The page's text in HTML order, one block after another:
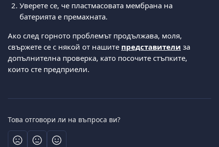
Уверете се, че пластмасовата мембрана на
батерията е премахната.
Ако след горното проблемът продължава, моля,
свържете се с някой от нашите представители за
допълнителна проверка, като посочите стъпките,
които сте предприели.
Това отговори ли на въпроса ви?